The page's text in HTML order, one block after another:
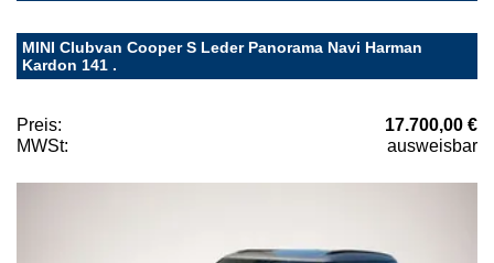
MINI Clubvan Cooper S Leder Panorama Navi Harman
Kardon 141 .
Preis:
17.700,00 €
MWSt:
ausweisbar